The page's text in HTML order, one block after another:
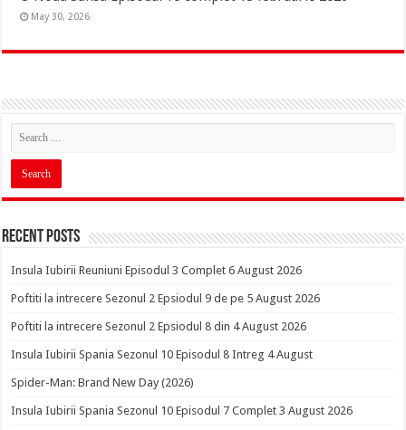
May 30, 2026
Recent Posts
Insula Iubirii Reuniuni Episodul 3 Complet 6 August 2026
Poftiti la intrecere Sezonul 2 Epsiodul 9 de pe 5 August 2026
Poftiti la intrecere Sezonul 2 Epsiodul 8 din 4 August 2026
Insula Iubirii Spania Sezonul 10 Episodul 8 Intreg 4 August
Spider-Man: Brand New Day (2026)
Insula Iubirii Spania Sezonul 10 Episodul 7 Complet 3 August 2026